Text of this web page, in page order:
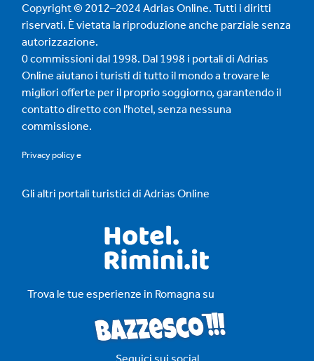
Copyright © 2012–2024 Adrias Online. Tutti i diritti
riservati. È vietata la riproduzione anche parziale senza
autorizzazione.
0 commissioni dal 1998. Dal 1998 i portali di Adrias
Online aiutano i turisti di tutto il mondo a trovare le
migliori offerte per il proprio soggiorno, garantendo il
contatto diretto con l'hotel, senza nessuna
commissione.
Privacy policye
Gli altri portali turistici di Adrias Online
Trova le tue esperienze in Romagna su